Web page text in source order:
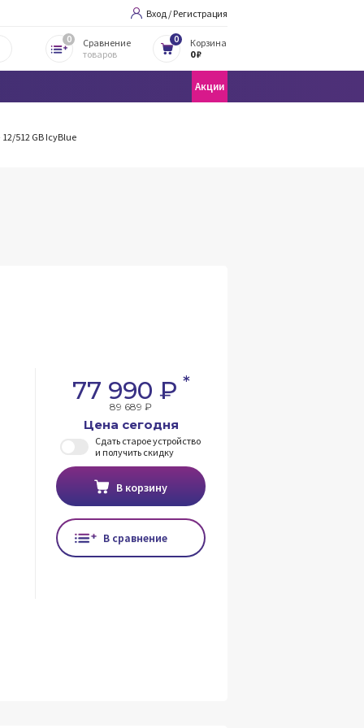
Вход / Регистрация
0
Сравнение
товаров
0
Корзина
0 ₽
Акции
512 GB IcyBlue
77 990 ₽ *
89 689 ₽
Цена сегодня
Сдать старое устройство
и получить скидку
В корзину
В сравнение